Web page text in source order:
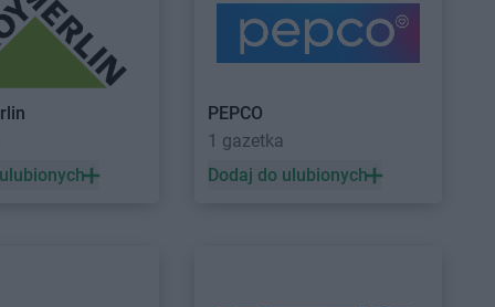
Odrzańskie
Krzepice
Laboo Krzeszyce
PEPCO
1 gazetka
Dodaj do ulubionych